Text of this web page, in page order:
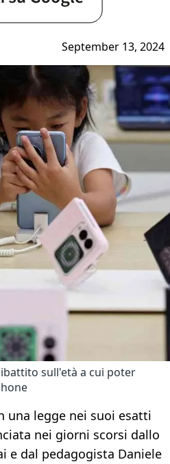
September 13, 2024
sull'età a cui poter
una legge nei suoi esatti
nei giorni scorsi dallo
e dal pedagogista Daniele